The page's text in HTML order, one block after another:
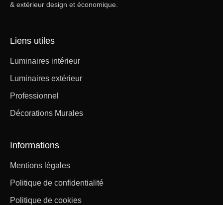
& extérieur design et économique.
Liens utiles
Luminaires intérieur
Luminaires extérieur
Professionnel
Décorations Murales
Informations
Mentions légales
Politique de confidentialité
Politique de cookies